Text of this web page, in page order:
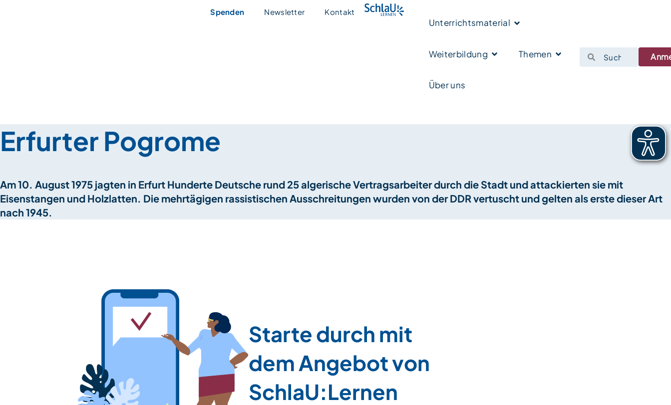
Spenden Newsletter Kontakt
Unterrichtsmaterial
Weiterbildung Themen
Über uns
Erfurter Pogrome
Am 10. August 1975 jagten in Erfurt Hunderte Deutsche rund 25 algerische Vertragsarbeiter durch die Stadt und attackierten sie mit
Eisenstangen und Holzlatten. Die mehrtägigen rassistischen Ausschreitungen wurden von der DDR vertuscht und gelten als erste dieser Art
nach 1945.
Starte durch mit
dem Angebot von
SchlaU:Lernen